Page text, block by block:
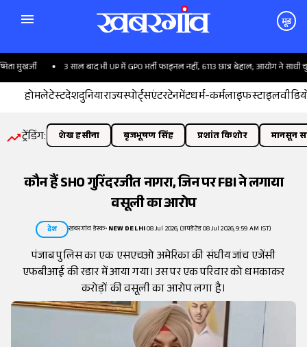
मूड
3 साल बाद भी UP में GPO भर्ती फाइनल नहीं, 6113 छात्र बेहाल; आयोग ने साधी चुप्पी
होमलेटेस्टदेशदुनियाराज्यस्पोर्ट्सएंटरटेनमेंटधर्म-कर्मलाइफस्टाइल
ट्रेंडिंग: शेख हसीना बृजभूषण सिंह प्रशांत किशोर मानसून
कौन हैं SHO गुरिंदरजीत नागरा, जिन पर FBI ने लगाया
वसूली का आरोप
देश खबरगांव डेस्क•NEW DELHI08 Jul 2026, (अपडेटेड 08 Jul 2026, 9:59 AM IST)
पंजाब पुलिस का एक एसएचओ अमेरिका की संघीय जांच एजेंसी
एफबीआई की रडार में आया गया। उस पर एक परिवार को धमकाकर
करोड़ों की वसूली का आरोप लगा है।